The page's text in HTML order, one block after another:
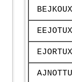
BEJKOUX
EEJOTUX
EJORTUX